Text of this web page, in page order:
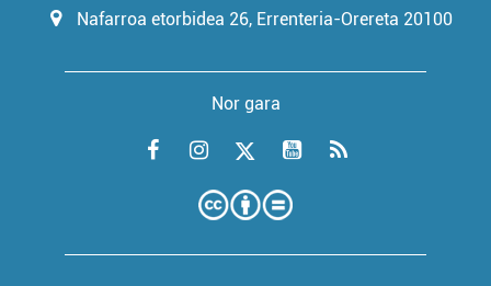
Nafarroa etorbidea 26, Errenteria-Orereta 20100
Nor gara